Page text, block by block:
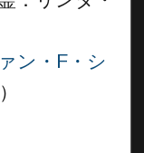
ン・F・シ